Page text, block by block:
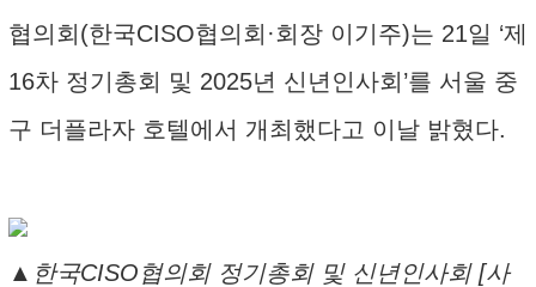
협의회(한국CISO협의회·회장 이기주)는 21일 ‘제
16차 정기총회 및 2025년 신년인사회’를 서울 중
구 더플라자 호텔에서 개최했다고 이날 밝혔다.
▲한국CISO협의회 정기총회 및 신년인사회 [사